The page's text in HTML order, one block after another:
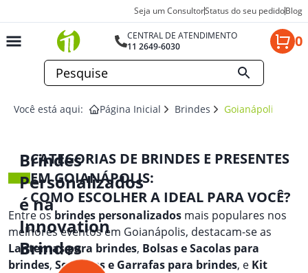
Seja um ConsultorStatus do seu pedidoBlog
CENTRAL DE ATENDIMENTO
11 2649-6030
0
Você está aqui: Página Inicial Brindes Goianápolis
Brindes
Personalizados
é na
Innovation
Brindes
CATEGORIAS DE BRINDES E PRESENTES
EM GOIANÁPOLIS:
COMO ESCOLHER A IDEAL PARA VOCÊ?
Entre osbrindes personalizados mais populares nos
melhores eventos em Goianápolis, destacam-se as
Lanternas para brindes, Bolsas e Sacolas para
brindes, Squeezes e Garrafas para brindes, e Kit